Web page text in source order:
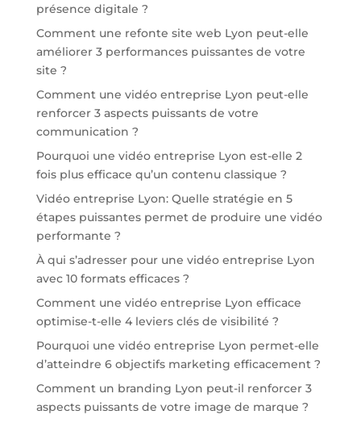
présence digitale ?
Comment une refonte site web Lyon peut-elle
améliorer 3 performances puissantes de votre
site ?
Comment une vidéo entreprise Lyon peut-elle
renforcer 3 aspects puissants de votre
communication ?
Pourquoi une vidéo entreprise Lyon est-elle 2
fois plus efficace qu’un contenu classique ?
Vidéo entreprise Lyon: Quelle stratégie en 5
étapes puissantes permet de produire une vidéo
performante ?
À qui s’adresser pour une vidéo entreprise Lyon
avec 10 formats efficaces ?
Comment une vidéo entreprise Lyon efficace
optimise-t-elle 4 leviers clés de visibilité ?
Pourquoi une vidéo entreprise Lyon permet-elle
d’atteindre 6 objectifs marketing efficacement ?
Comment un branding Lyon peut-il renforcer 3
aspects puissants de votre image de marque ?